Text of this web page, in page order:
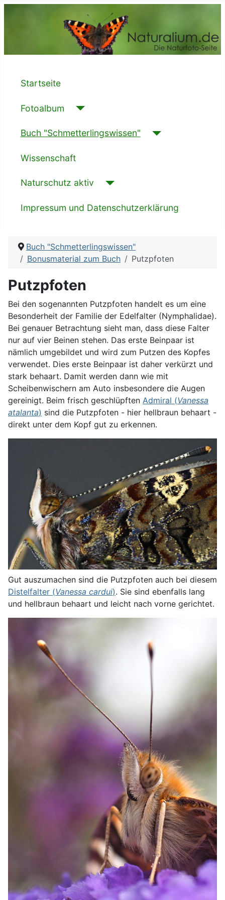
Startseite
Fotoalbum
Buch "Schmetterlingswissen"
Wissenschaft
Naturschutz aktiv
Impressum und Datenschutzerklärung
Buch "Schmetterlingswissen"
Bonusmaterial zum Buch
Putzpfoten
Putzpfoten
Bei den sogenannten Putzpfoten handelt es um eine
Besonderheit der Familie der Edelfalter (Nymphalidae).
Bei genauer Betrachtung sieht man, dass diese Falter
nur auf vier Beinen stehen. Das erste Beinpaar ist
nämlich umgebildet und wird zum Putzen des Kopfes
verwendet. Dies erste Beinpaar ist daher verkürzt und
stark behaart. Damit werden dann wie mit
Scheibenwischern am Auto insbesondere die Augen
gereinigt. Beim frisch geschlüpften Admiral (Vanessa
atalanta) sind die Putzpfoten - hier hellbraun behaart -
direkt unter dem Kopf gut zu erkennen.
Gut auszumachen sind die Putzpfoten auch bei diesem
Distelfalter (Vanessa cardui). Sie sind ebenfalls lang
und hellbraun behaart und leicht nach vorne gerichtet.